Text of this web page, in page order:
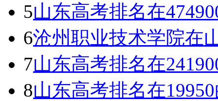
5山东高考排名在
6沧州职业技术学院在
7山东高考排名在
8山东高考排名在